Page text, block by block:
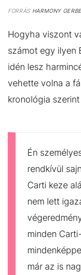
FORRÁSHARMONY
Hogyha viszont
számot egy ilyen
idén lesz
vehette volna a
kronológia
Én
rendkívül
Carti keze
nem lett
minden
már az is